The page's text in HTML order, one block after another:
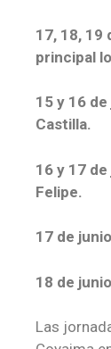
17, 18, 19
principal
15 y 16
Castilla.
16 y 17
Felipe.
17 de
18 de
Las